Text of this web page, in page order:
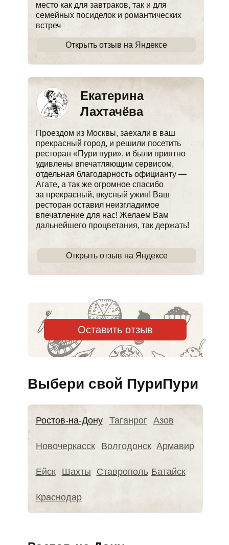
место как для завтраков, так и для
семейных посиделок и романтических
встреч
Проездом из Москвы, заехали в ваш
прекрасный город, и решили посетить
ресторан «Пури пури», и были приятно
удивлены впечатляющим сервисом,
отдельная благодарность официанту —
Агате, а так же огромное спасибо
за прекрасный, вкусный ужин! Ваш
ресторан оставил неизгладимое
впечатление для нас! Желаем Вам
дальнейшего процветания, так держать!
Екатерина
Лахтачёва
Открыть отзыв на Яндексе
Открыть отзыв на Яндексе
Оставить отзыв
Выбери свой ПуриПури
Ростов-на-Дону Таганрог Азов
Новочеркасск Волгодонск Армавир
Краснодар
Батайск
Ставрополь
Шахты
Ейск